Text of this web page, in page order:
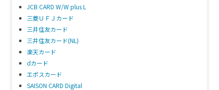
JCB CARD W/W plus L
三菱ＵＦＪカード
三井住友カード
三井住友カード(NL)
楽天カード
dカード
エポスカード
SAISON CARD Digital